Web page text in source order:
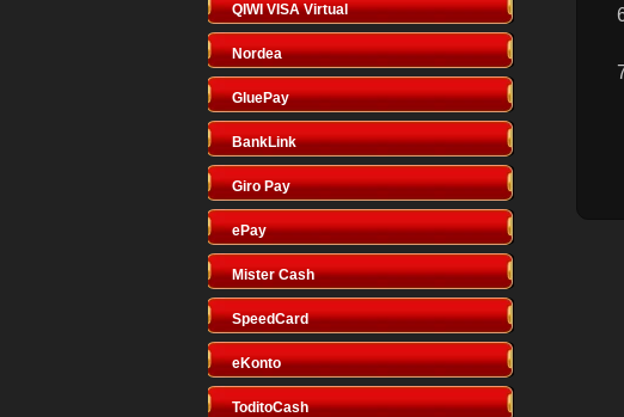
QIWI VISA Virtual
Nordea
GluePay
BankLink
Giro Pay
ePay
Mister Cash
SpeedCard
eKonto
ToditoCash